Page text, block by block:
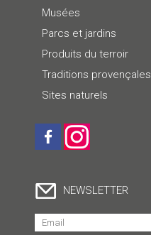
Musées
Parcs et jardins
Produits du terroir
Traditions provençales
Sites naturels
NEWSLETTER